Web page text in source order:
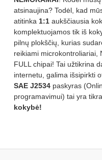
atsinaujina? Todėl, kad
atitinka 1:1 aukščiausia
komplektuojamos tik iš
pilnų plokščių, kurias
reikiami microkontroliariai,
FULL chipai! Tai užtikrina
internetu, galima išsipirkti
SAE J2534 paskyras
programavimui) tai yra
kokybė!